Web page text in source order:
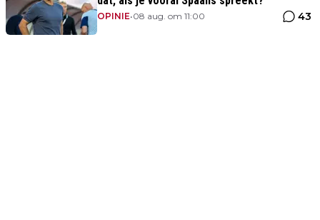
OPINIE•08 aug. om 11:00 43